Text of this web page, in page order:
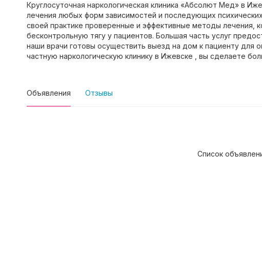
Круглосуточная наркологическая клиника «Абсолют Мед» в
лечения любых форм зависимостей и последующих
своей практике проверенные и эффективные методы лечения,
бесконтрольную тягу у пациентов. Большая часть услуг
наши врачи готовы осуществить выезд на дом к пациенту для
частную наркологическую клинику в Ижевске , вы сделаете
Объявления Отзывы
Список